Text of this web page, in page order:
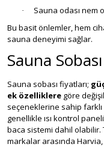
·
Sauna odası nem
Bu basit önlemler, hem
sauna deneyimi sağlar.
Sauna
Sauna sobası fiyatları;
ek özelliklere göre
seçeneklerine sahip
genellikle ısı kontrol
baca sistemi dahil olabilir.
markalar arasında